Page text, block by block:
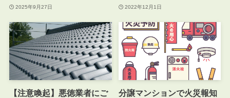
2025年9月27日 2022年12月1日
【注意喚起】悪徳業者にご
分譲マンションで火災報知